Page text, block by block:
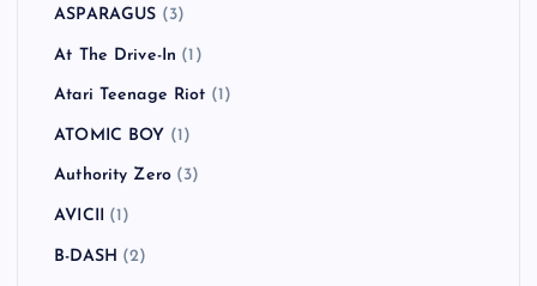
ASPARAGUS (3)
At The Drive-In (1)
Atari Teenage Riot (1)
ATOMIC BOY (1)
Authority Zero (3)
AVICII (1)
B-DASH (2)